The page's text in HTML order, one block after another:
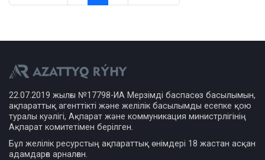
22.07.2019 жылғы №17798-ИА Мерзімді баспасөз басылымын,
ақпараттық агенттікті және желілік басылымды есепке қою
туралы куәлігі, Ақпарат және коммуникация министрлігінің
Ақпарат комитетімен берілген.
Бұл желілік ресурстың ақпараттық өнімдері 18 жастан асқан
адамдарға арналған.